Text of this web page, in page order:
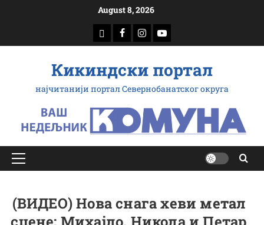
August 8, 2026
доwнлоад
Фацебоок
Инстаграм
Yоутубе
Кикиндски портал
најчитанији портал Севернобанатског округа
Примарy
(ВИДЕО) Нова снага хеви метал